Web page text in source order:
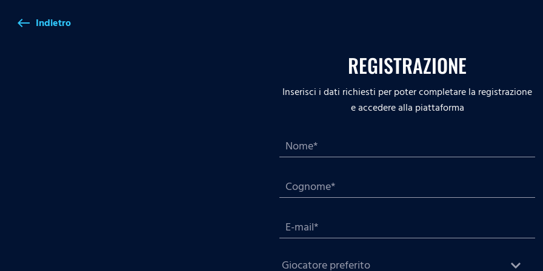
west Indietro
REGISTRAZIONE
Inserisci i dati richiesti per poter completare la registrazione
e accedere alla piattaforma